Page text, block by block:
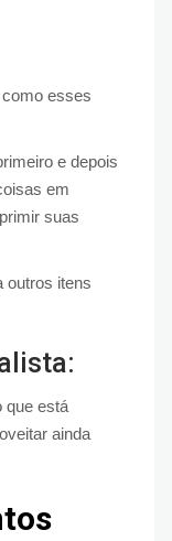
esses
e depois
em
suas
outros itens
que está
ainda